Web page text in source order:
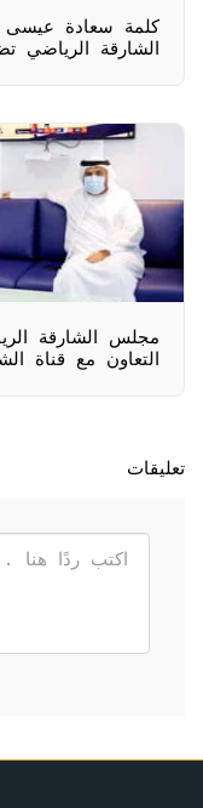
الشارقة الرياضي
مجلس الشارقة
التعاون مع قناة
تعليقات